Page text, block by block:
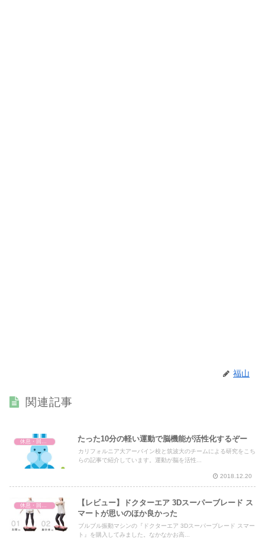
福山
関連記事
休息・回復・不調対策 たった10分の軽い運動で脳機能が活性化するぞー
カリフォルニア大アーバイン校と筑波大のチームによる研究をこち
らの記事で紹介しています。運動が脳を活性...
2018.12.20
【レビュー】ドクターエア 3Dスーパーブレード ス
マートが思いのほか良かった
ブルブル振動マシンの『ドクターエア 3Dスーパーブレード スマー
ト』を購入してみました。なかなかお高...